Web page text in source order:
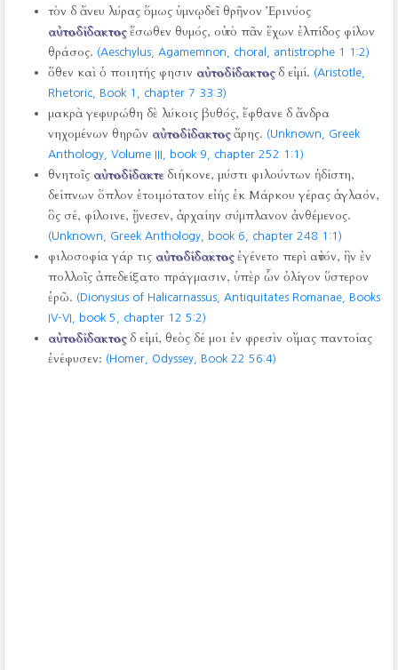
τὸν δ ἄνευ λύρας ὅμως ὑμνῳδεῖ θρῆνον Ἐρινύος
αὐτοδίδακτοςἔσωθεν θυμός, οὐ τὸ πᾶν ἔχων ἐλπίδος φίλον
θράσος. (Aeschylus, Agamemnon, choral, antistrophe 1 1:2)
ὅθεν καὶ ὁ ποιητής φησιν αὐτοδίδακτοςδ εἰμί. (Aristotle,
Rhetoric, Book 1, chapter 7 33:3)
μακρὰ γεφυρώθη δὲ λύκοις βυθός, ἔφθανε δ ἄνδρα
νηχομένων θηρῶν αὐτοδίδακτοςἄρης. (Unknown, Greek
Anthology, Volume III, book 9, chapter 252 1:1)
θνητοῖς αὐτοδίδακτε διήκονε, μύστι φιλούντων ἡδίστη,
δείπνων ὅπλον ἑτοιμότατον εἰής ἐκ Μάρκου γέρας ἀγλαόν,
ὃς σέ, φίλοινε, ᾔνεσεν, ἀρχαίην σύμπλανον ἀνθέμενος.
(Unknown, Greek Anthology, book 6, chapter 248 1:1)
φιλοσοφία γάρ τις αὐτοδίδακτοςἐγένετο περὶ αὐτόν, ἣν ἐν
πολλοῖς ἀπεδείξατο πράγμασιν, ὑπὲρ ὧν ὀλίγον ὕστερον
ἐρῶ. (Dionysius of Halicarnassus, Antiquitates Romanae, Books
IV-VI, book 5, chapter 12 5:2)
αὐτοδίδακτοςδ εἰμί, θεὸς δέ μοι ἐν φρεσὶν οἴμας παντοίας
ἐνέφυσεν: (Homer, Odyssey, Book 22 56:4)